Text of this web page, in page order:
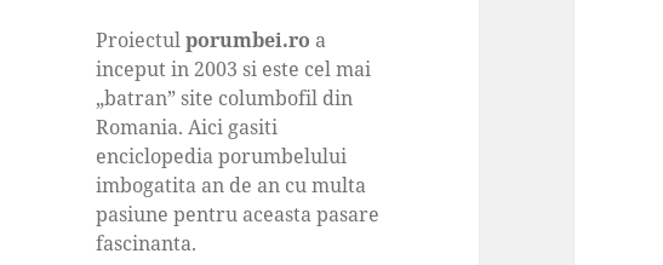
Proiectulporumbei.ro a
inceput in 2003 si este cel mai
„batran” site columbofil din
Romania. Aici gasiti
enciclopedia porumbelului
imbogatita an de an cu multa
pasiune pentru aceasta pasare
fascinanta.